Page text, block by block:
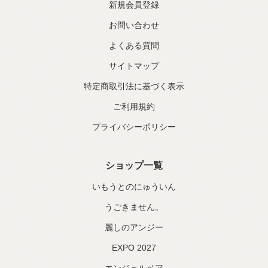
新規会員登録
お問い合わせ
よくある質問
サイトマップ
特定商取引法に基づく表示
ご利用規約
プライバシーポリシー
ショップ一覧
いもうとのにゅういん
うごきません。
麗しのアンジー
EXPO 2027